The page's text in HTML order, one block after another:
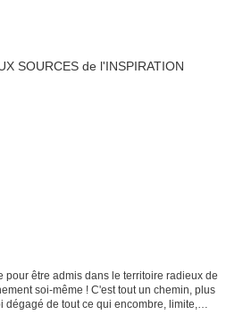
pour être admis dans le territoire radieux de
soi-même ! C'est tout un chemin, plus
de tout ce qui encombre, limite,